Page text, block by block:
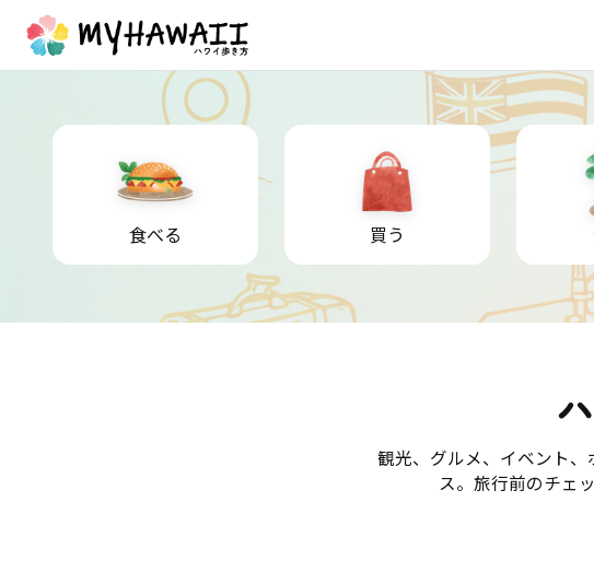
食べる 買う
観光、グルメ、イベント
ス。旅行前のチェ